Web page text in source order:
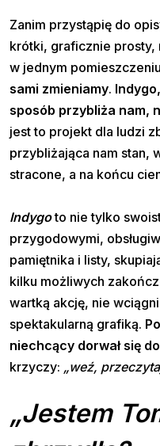
Zanim przystąpię do
krótki, graficznie prosty,
w jednym
sami zmieniamy.
sposób przybliża nam,
jest to projekt dla ludzi
przybliżająca nam stan,
stracone, a na końcu
Indygoto nie tylko
przygodowymi,
pamiętnika i listy,
kilku możliwych
wartką akcję, nie
spektakularną grafiką.
niechcący dorwał się
krzyczy: „weź,
„Jestem